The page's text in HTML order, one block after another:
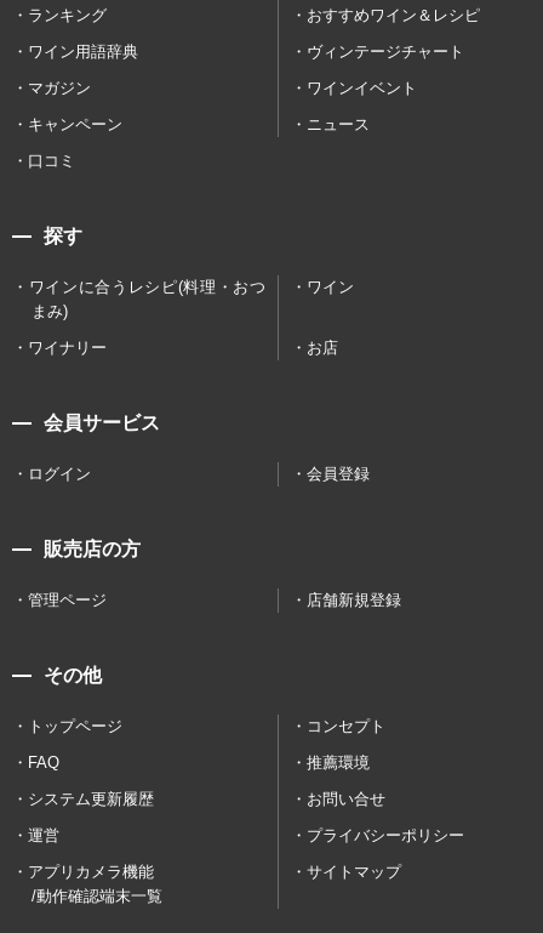
ランキング
おすすめワイン＆レシピ
ワイン用語辞典
ヴィンテージチャート
マガジン
ワインイベント
キャンペーン
ニュース
口コミ
探す
ワインに合うレシピ(料理・おつ
まみ)
ワイン
ワイナリー お店
会員サービス
ログイン 会員登録
販売店の方
管理ページ 店舗新規登録
その他
トップページ
コンセプト
FAQ
推薦環境
システム更新履歴
お問い合せ
運営
プライバシーポリシー
アプリカメラ機能
/動作確認端末一覧
サイトマップ